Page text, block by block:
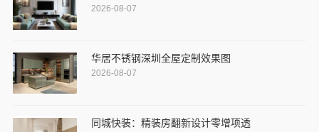
2026-08-07
华居不锈钢深圳全屋定制效果图
2026-08-07
同城快装：精装房翻新设计零增项透